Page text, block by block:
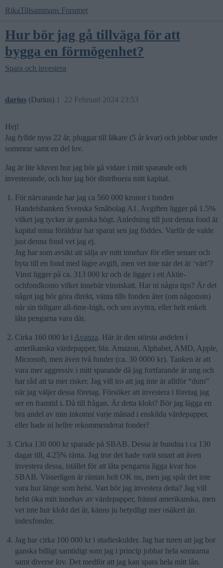
RikaTillsammans Forumet
Hur bör jag gå tillväga för att
bygga en förmögenhet?
Spara och investera
darius (Darius) 22 Februari 2024 23:53
1
Hej!
Jag fyllde nyss 22 år, pluggar till läkare (5 år kvar) och jobbar under
sommrar samt en del lov.
Jag är lite kluven hur jag bör gå vidare i mitt sparande och
investerande, och hur jag bör distribuera mitt kapital.
För närvarande har jag ca 560 000 kronor i fonden
Handelsbanken Svenska Småbolag A1. Avgiften ligger på 1.5%
vilket jag tycker är ganska högt. Anledning till just denna fond är
kapital mina föräldrar har sparat sen jag föddes. Varför de valde
just denna fond vet jag ej.
Jag har som avsikt att sälja av mitt innehav för eller senare och
byta till en fond med lägre avgift, men vet inte när det är ‘värt’?
Vinst ligger på ca. 313 000 kr och de ligger i ett Aktie-
ochfondkonto vilket innebär vinstskatt. Har ni några tips? Är det
något jag bör göra direkt, vänta tills fonden åter (om någonsin)
når sin tidigare all-time-high, och sen avyttra, eller helt enkelt
låta pengarna vara där.
Cirka 160 000 kr i Avanza. Här är den största andelen i
amerikanska värdepapper, bla. Amazon, Alphabet, AMD, Apple,
Microsoft, men även två fonder (ca. 30 0000 kr). Tanken är att
vara mer aggressiv i mitt sparande då jag fortfarande är ung och
har råd att ta mer risker. Jag vill tro att jag inte är alltför “dum”
när jag väljer dessa företag. Försöker att investera i företag jag
ser en framtid i. Då till frågan. Är detta klokt? Bör jag lägga en
bra andel av min inkomst varje månad i enskilda värdepapper,
eller hade ni hellre rekommenderat fonder?
Cirka 130 000 kr sparade på SBAB. Dessa är bundna i ca 130
dagar till, 4.25% ränta. Jag tror det hade varit smart att även
investera dessa, istället för att låta pengarna ligga kvar hos
SBAB. Visserligen är räntan helt OK nu, men jag spår det inte
vara hur länge som helst. Vart bör jag investera detta? Jag vill
helst öka mitt innehav av värdepapper, främst amerikanska, men
vet inte hur klokt det är, känns ju betydligt mer osäkert än
indexfonder.
Jag har cirka 100 000 kr i studieskulder. Jag har turen att jag bor
ganska billigt samtidigt som jag i princip jobbar hela somrarna
samt diverse lov. Det medför att jag kan spara hela mitt lån.